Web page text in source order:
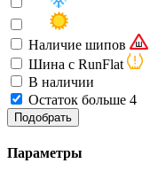
Наличие шипов
Шина с RunFlat
В наличии
Остаток больше 4
Подобрать
Параметры